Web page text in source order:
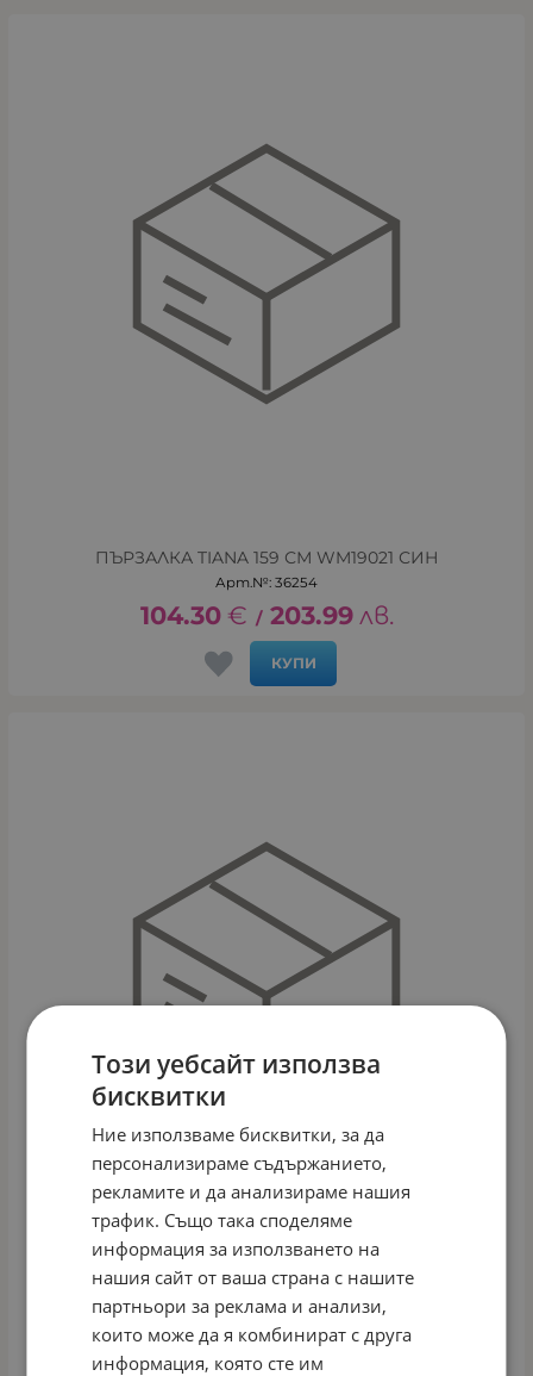
ПЪРЗАЛКА TIANA 159 СМ WM19021 СИН
Арт.№: 36254
104.30 € / 203.99 лв.
КУПИ
ПЪРЗАЛКА TIANA 159 СМ WM19021 РОЗОВ
Арт.№: 36253
104.30 € / 203.99 лв.
КУПИ
Този уебсайт използва
бисквитки
Ние използваме бисквитки, за да
персонализираме съдържанието,
рекламите и да анализираме нашия
трафик. Също така споделяме
информация за използването на
нашия сайт от ваша страна с нашите
партньори за реклама и анализи,
които може да я комбинират с друга
информация, която сте им